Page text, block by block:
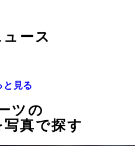
ース
と見る
ツの
真で探す